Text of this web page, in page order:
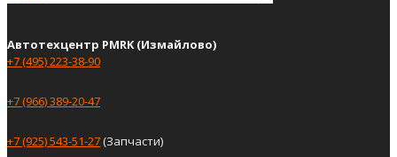
Автотехцентр PMRK (Измайлово)
+7 (495) 223-38-90
+7 (966) 389-20-47
+7 (925) 543-51-27(Запчасти)